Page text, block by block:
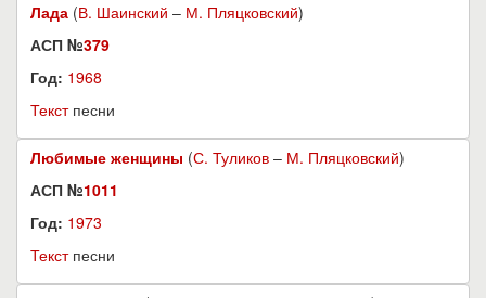
Лада (В. Шаинский – М. Пляцковский)
АСП №379
Год: 1968
Текстпесни
Любимые женщины (С. Туликов – М. Пляцковский)
АСП №1011
Год: 1973
Текстпесни